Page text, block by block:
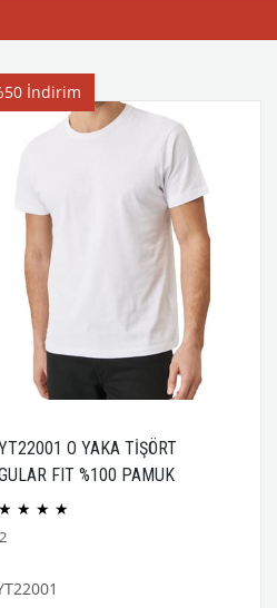
O YAKA TİŞÖRT
FIT %100 PAMUK
PENYE
★ ★ ★ ★
2
İndirim